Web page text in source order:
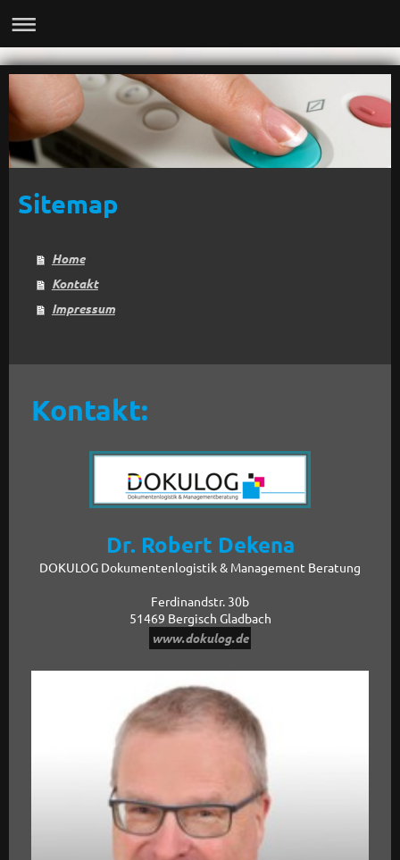
Sitemap
Home
Kontakt
Impressum
Kontakt:
Dr. Robert Dekena
DOKULOG Dokumentenlogistik & Management Beratung
Ferdinandstr. 30b
51469 Bergisch Gladbach
www.dokulog.de